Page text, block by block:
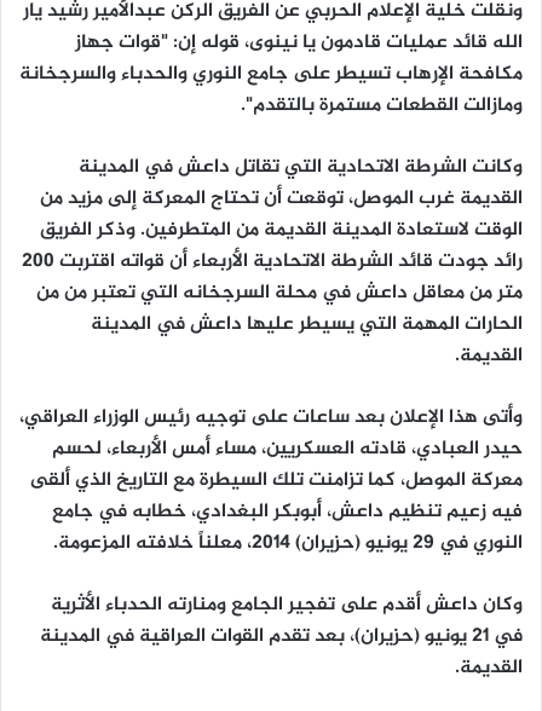
ونقلت خلية الإعلام الحربي عن الفريق الركن عبدالأمير رشيد يار
الله قائد عمليات قادمون يا نينوى، قوله إن: "قوات جهاز
مكافحة الإرهاب تسيطر على جامع النوري والحدباء والسرجخانة
ومازالت القطعات مستمرة بالتقدم".
وكانت الشرطة الاتحادية التي تقاتل داعش في المدينة
القديمة غرب الموصل، توقعت أن تحتاج المعركة إلى مزيد من
الوقت لاستعادة المدينة القديمة من المتطرفين. وذكر الفريق
رائد جودت قائد الشرطة الاتحادية الأربعاء أن قواته اقتربت 200
متر من معاقل داعش في محلة السرجخانه التي تعتبر من من
الحارات المهمة التي يسيطر عليها داعش في المدينة
القديمة.
وأتى هذا الإعلان بعد ساعات على توجيه رئيس الوزراء العراقي،
حيدر العبادي، قادته العسكريين، مساء أمس الأربعاء، لحسم
معركة الموصل، كما تزامنت تلك السيطرة مع التاريخ الذي ألقى
فيه زعيم تنظيم داعش، أبوبكر البغدادي، خطابه في جامع
النوري في 29 يونيو (حزيران) 2014، معلناً خلافته المزعومة.
وكان داعش أقدم على تفجير الجامع ومنارته الحدباء الأثرية
في 21 يونيو (حزيران)، بعد تقدم القوات العراقية في المدينة
القديمة.